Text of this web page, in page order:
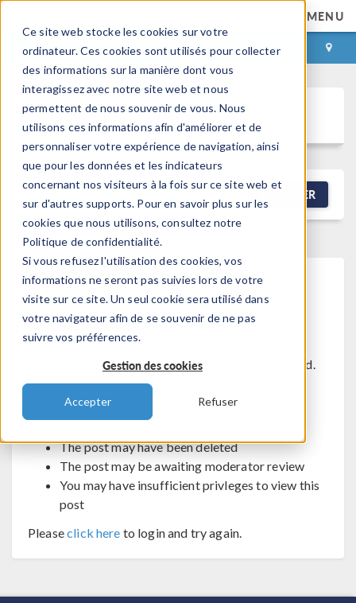
Ce site web stocke les cookies sur votre
ordinateur. Ces cookies sont utilisés pour collecter
des informations sur la manière dont vous
interagissez avec notre site web et nous
permettent de nous souvenir de vous. Nous
utilisons ces informations afin d'améliorer et de
personnaliser votre expérience de navigation, ainsi
que pour les données et les indicateurs
concernant nos visiteurs à la fois sur ce site web et
sur d'autres supports. Pour en savoir plus sur les
cookies que nous utilisons, consultez notre
Politique de confidentialité.
Si vous refusez l'utilisation des cookies, vos
informations ne seront pas suivies lors de votre
visite sur ce site. Un seul cookie sera utilisé dans
votre navigateur afin de se souvenir de ne pas
suivre vos préférences.
Gestion des cookies
Accepter Refuser
MENU
CONNEXION CONTACT
Discussion Forum
FILTRER
This forum post cannot be
viewed
The post you are trying to view cannot be displayed.
Possible reasons:
The post may have been deleted
The post may be awaiting moderator review
You may have insufficient privleges to view this
post
Pleaseclick here to login and try again.